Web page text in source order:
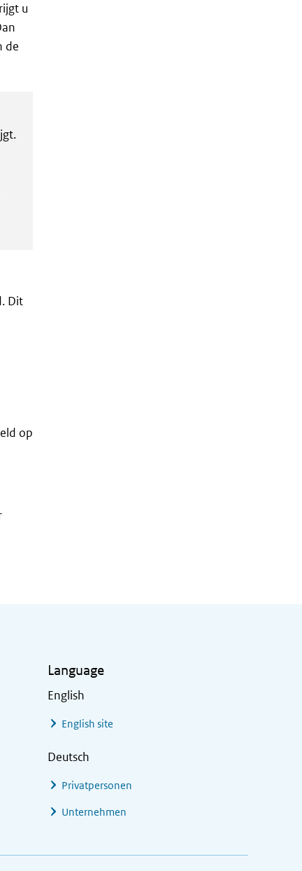
u
de
Dit
op
Language
English
English site
Deutsch
Privatpersonen
Unternehmen